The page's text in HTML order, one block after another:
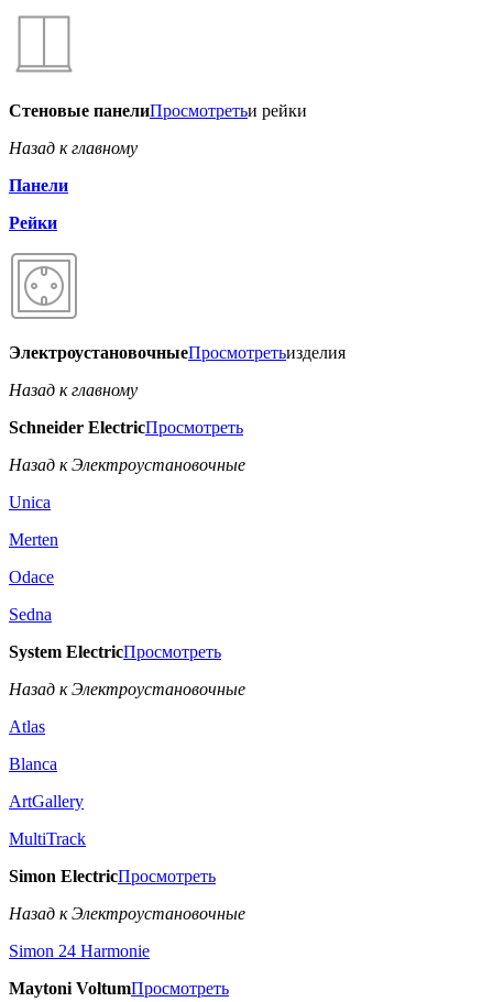
Стеновые панелиПросмотретьи рейки
Назад к главному
Панели
Рейки
ЭлектроустановочныеПросмотретьизделия
Назад к главному
Schneider ElectricПросмотреть
Назад к Электроустановочные
Unica
Merten
Odace
Sedna
System ElectricПросмотреть
Назад к Электроустановочные
Atlas
Blanca
ArtGallery
MultiTrack
Simon ElectricПросмотреть
Назад к Электроустановочные
Simon 24 Harmonie
Maytoni VoltumПросмотреть